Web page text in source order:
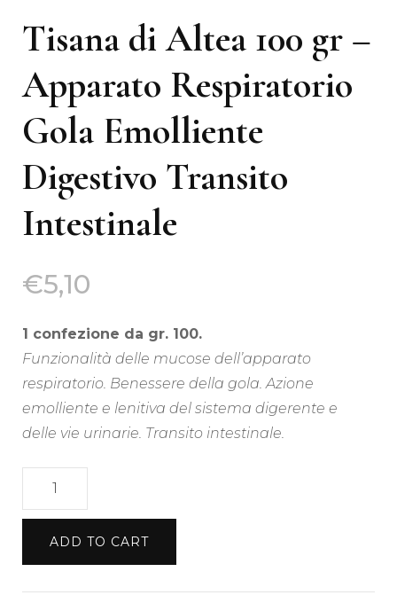
Tisana di Altea 100 gr –
Apparato Respiratorio
Gola Emolliente
Digestivo Transito
Intestinale
€5,10
1 confezione da gr. 100.
Funzionalità delle mucose dell’apparato
respiratorio. Benessere della gola. Azione
emolliente e lenitiva del sistema digerente e
delle vie urinarie. Transito intestinale.
ADD TO CART